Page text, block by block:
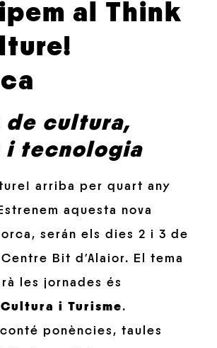
al Think
de cultura,
i tecnologia
arriba per quart any
aquesta nova
serán els dies 2 i 3 de
Bit d’Alaior. El tema
les jornades és
i Turisme.
ponències, taules